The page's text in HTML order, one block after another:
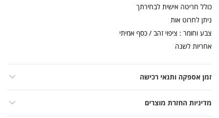
כולל חריטה אישית לבחירתך
ניתן לחרוט אות
צבע וחומר : ציפוי זהב / כסף אמיתי
אחריות לשנה
זמן אספקה ותנאי רכישה
מדיניות החזרת מוצרים